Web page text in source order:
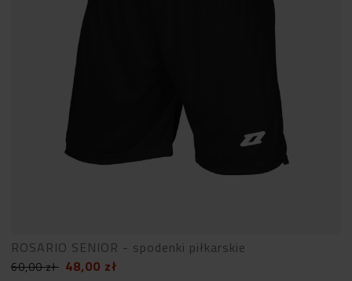
ROSARIO SENIOR - spodenki piłkarskie
60,00zł 48,00 zł